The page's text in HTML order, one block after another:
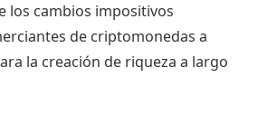
los cambios impositivos
de criptomonedas a
la creación de riqueza a largo